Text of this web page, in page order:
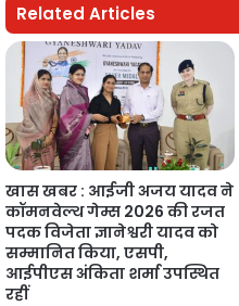
Related Articles
खास खबर : आईजी अजय यादव ने
कॉमनवेल्थ गेम्स 2026 की रजत
पदक विजेता ज्ञानेश्वरी यादव को
सम्मानित किया, एसपी,
आईपीएस अंकिता शर्मा उपस्थित
रहीं